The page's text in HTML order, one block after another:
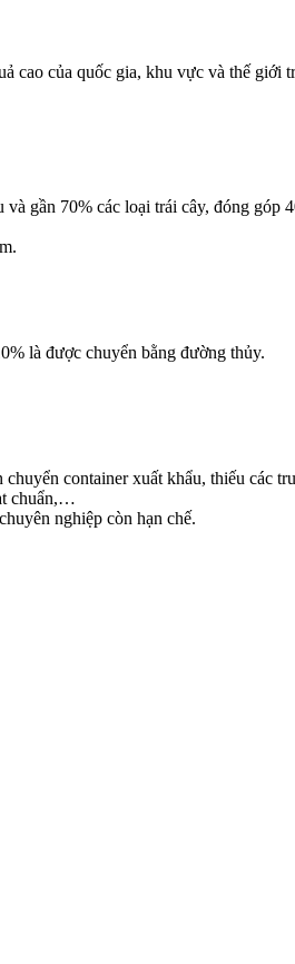
cao của quốc gia, khu vực và thế giới
gần 70% các loại trái cây, đóng góp
là được chuyển bằng đường thủy.
container xuất khẩu, thiếu các
chuẩn,…
nghiệp còn hạn chế.